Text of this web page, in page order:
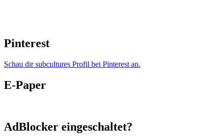
Pinterest
Schau dir subcultures Profil bei Pinterest an.
E-Paper
AdBlocker eingeschaltet?